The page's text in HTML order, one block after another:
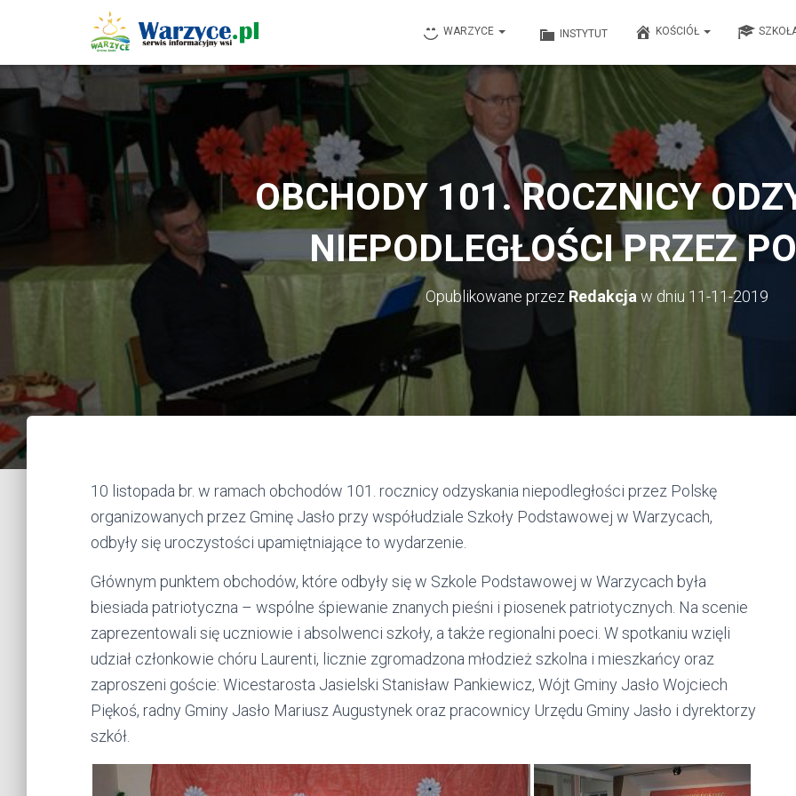
WARZYCE INSTYTUT KOŚCIÓŁ
OBCHODY 101. ROCZNICY
NIEPODLEGŁOŚCI PRZEZ
Opublikowane przez Redakcja w dniu 11-11-2019
10 listopada br. w ramach obchodów 101. rocznicy odzyskania niepodległości przez Polskę
organizowanych przez Gminę Jasło przy współudziale Szkoły Podstawowej w Warzycach,
odbyły się uroczystości upamiętniające to wydarzenie.
Głównym punktem obchodów, które odbyły się w Szkole Podstawowej w Warzycach była
biesiada patriotyczna – wspólne śpiewanie znanych pieśni i piosenek patriotycznych. Na scenie
zaprezentowali się uczniowie i absolwenci szkoły, a także regionalni poeci. W spotkaniu wzięli
udział członkowie chóru Laurenti, licznie zgromadzona młodzież szkolna i mieszkańcy oraz
zaproszeni goście: Wicestarosta Jasielski Stanisław Pankiewicz, Wójt Gminy Jasło Wojciech
Piękoś, radny Gminy Jasło Mariusz Augustynek oraz pracownicy Urzędu Gminy Jasło i dyrektorzy
szkół.